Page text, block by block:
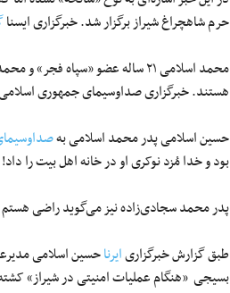
حرم شاهچراغ شیراز برگزار شد. خبرگزاری ایسنا
هستند. خبرگزاری صداوسیمای جمهوری
حسین اسلامی پدر محمد اسلامی به
بود و خدا مُزد نوکری او در خانه اهل بیت را داد!
پدر محمد سجادی‌زاده‌ نیز می‌گوید راضی هستم
طبق گزارش خبرگزاریایرناحسین اسلامی
بسیجی «هنگام عملیات امنیتی در شیراز»